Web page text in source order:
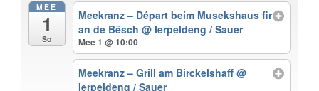
MEE
1
So
Meekranz – Départ beim Musekshaus fir
an de Bësch@ Ierpeldeng / Sauer
Mee 1 @ 10:00
Meekranz – Grill am Birckelshaff@
Ierpeldeng / Sauer